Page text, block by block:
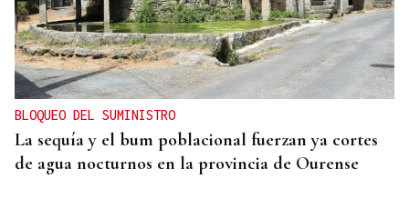
BLOQUEO DEL SUMINISTRO
La sequía y el bum poblacional fuerzan ya cortes
de agua nocturnos en la provincia de Ourense